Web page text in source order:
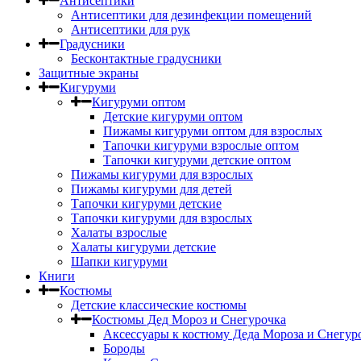
Антисептики для дезинфекции помещений
Антисептики для рук
Градусники
Бесконтактные градусники
Защитные экраны
Кигуруми
Кигуруми оптом
Детские кигуруми оптом
Пижамы кигуруми оптом для взрослых
Тапочки кигуруми взрослые оптом
Тапочки кигуруми детские оптом
Пижамы кигуруми для взрослых
Пижамы кигуруми для детей
Тапочки кигуруми детские
Тапочки кигуруми для взрослых
Халаты взрослые
Халаты кигуруми детские
Шапки кигуруми
Книги
Костюмы
Детские классические костюмы
Костюмы Дед Мороз и Снегурочка
Аксессуары к костюму Деда Мороза и
Бороды